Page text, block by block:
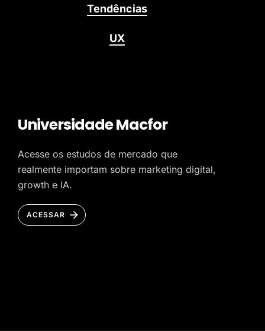
Tendências
UX
Universidade Macfor
Acesse os estudos de mercado que
realmente importam sobre marketing digital,
growth e IA.
ACESSAR